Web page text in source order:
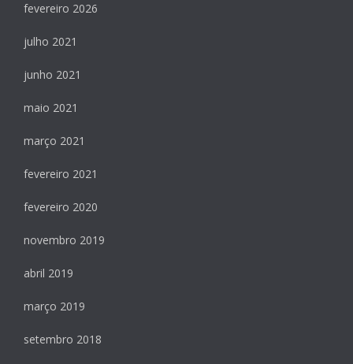
fevereiro 2026
julho 2021
junho 2021
maio 2021
março 2021
fevereiro 2021
fevereiro 2020
novembro 2019
abril 2019
março 2019
setembro 2018